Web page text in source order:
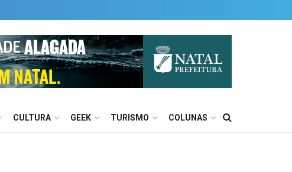
CULTURA GEEK TURISMO COLUNAS